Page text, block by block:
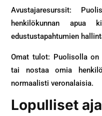
Avustajaresurssit:
henkilökunnan apua
edustustapahtumien
Omat tulot: Puolisolla
tai nostaa omia
normaalisti veronalaisia.
Lopulliset